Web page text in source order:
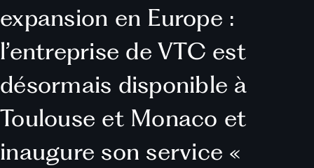
expansion en Europe :
l’entreprise de VTC est
désormais disponible à
Toulouse et Monaco et
inaugure son service «